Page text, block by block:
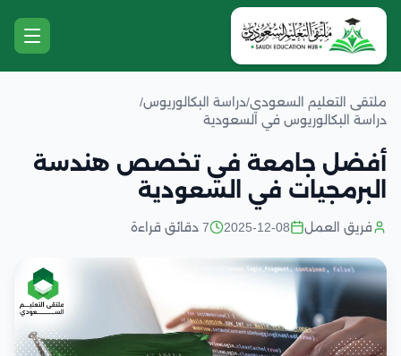
ملتقى التعليم السعودي/دراسة البكالوريوس/
دراسة البكالوريوس في السعودية
أفضل جامعة في تخصص هندسة
البرمجيات في السعودية
فريق العمل 2025-12-08 7 دقائق قراءة